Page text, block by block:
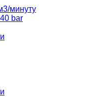
минуту
bar